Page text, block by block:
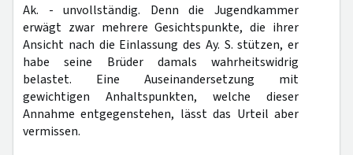
Ak. - unvollständig. Denn die Jugendkammer
erwägt zwar mehrere Gesichtspunkte, die ihrer
Ansicht nach die Einlassung des Ay. S. stützen, er
habe seine Brüder damals wahrheitswidrig
belastet. Eine Auseinandersetzung mit
gewichtigen Anhaltspunkten, welche dieser
Annahme entgegenstehen, lässt das Urteil aber
vermissen.